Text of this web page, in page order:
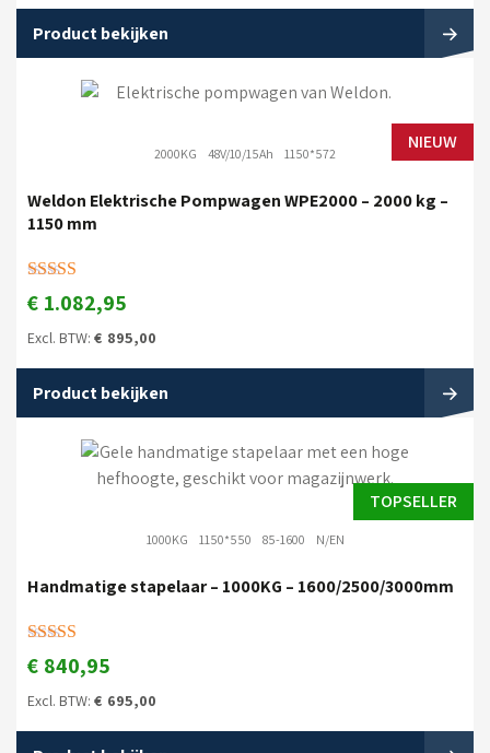
Product bekijken
NIEUW
2000KG 48V/10/15Ah 1150*572
Weldon Elektrische Pompwagen WPE2000 – 2000 kg –
1150 mm
Gewaardeerd
5.00uit 5
€ 1.082,95
Excl. BTW: € 895,00
Product bekijken
TOPSELLER
1000KG 1150*550 85-1600 N/EN
Handmatige stapelaar – 1000KG – 1600/2500/3000mm
Gewaardeerd
5.00uit 5
€ 840,95
Excl. BTW: € 695,00